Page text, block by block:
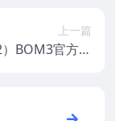
上一篇
BOM3官方原